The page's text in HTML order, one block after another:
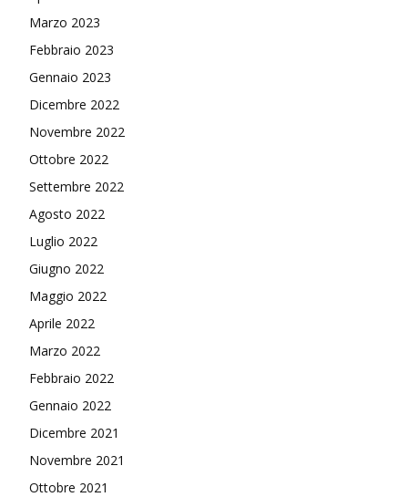
Marzo 2023
Febbraio 2023
Gennaio 2023
Dicembre 2022
Novembre 2022
Ottobre 2022
Settembre 2022
Agosto 2022
Luglio 2022
Giugno 2022
Maggio 2022
Aprile 2022
Marzo 2022
Febbraio 2022
Gennaio 2022
Dicembre 2021
Novembre 2021
Ottobre 2021